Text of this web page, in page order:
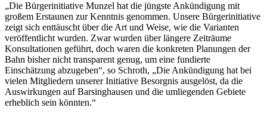
„Die Bürgerinitiative Munzel hat die jüngste Ankündigung mit
großem Erstaunen zur Kenntnis genommen. Unsere Bürgerinitiative
zeigt sich enttäuscht über die Art und Weise, wie die Varianten
veröffentlicht wurden. Zwar wurden über längere Zeiträume
Konsultationen geführt, doch waren die konkreten Planungen der
Bahn bisher nicht transparent genug, um eine fundierte
Einschätzung abzugeben“, so Schroth, „Die Ankündigung hat bei
vielen Mitgliedern unserer Initiative Besorgnis ausgelöst, da die
Auswirkungen auf Barsinghausen und die umliegenden Gebiete
erheblich sein könnten.“